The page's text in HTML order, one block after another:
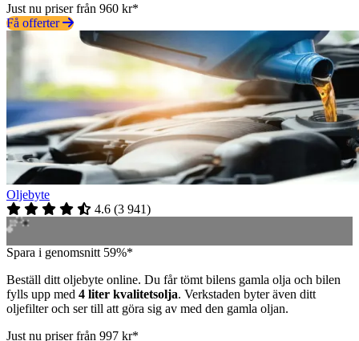
Just nu priser från 960 kr*
Få offerter
Oljebyte
4.6 (3 941)
Spara i genomsnitt 59%*
Beställ ditt oljebyte online. Du får tömt bilens gamla olja och bilen
fylls upp med 4 liter kvalitetsolja. Verkstaden byter även ditt
oljefilter och ser till att göra sig av med den gamla oljan.
Just nu priser från 997 kr*